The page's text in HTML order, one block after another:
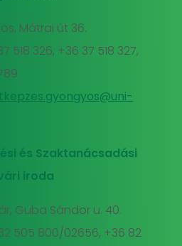
Mátrai út 36.
518 326, +36 37 518 327,
és Szaktanácsadási
iroda
Guba Sándor u. 40.
505 800/02656, +36 82